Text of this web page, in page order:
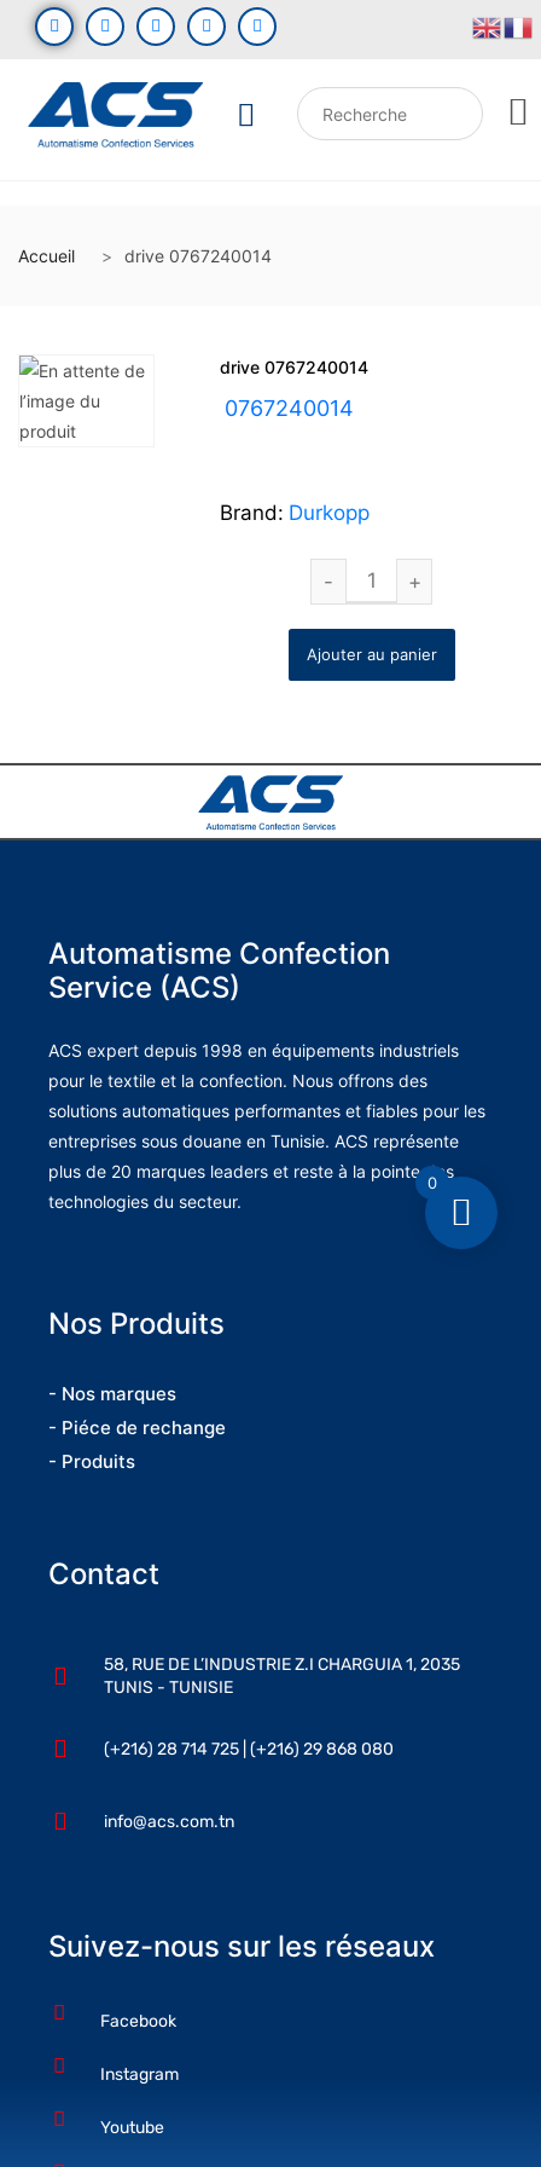
Accueil drive 0767240014
drive 0767240014
0767240014
Brand: Durkopp
Ajouter au panier
Automatisme Confection
Service (ACS)
ACS expert depuis 1998 en équipements industriels
pour le textile et la confection. Nous offrons des
solutions automatiques performantes et fiables pour les
entreprises sous douane en Tunisie. ACS représente
plus de 20 marques leaders et reste à la pointe des
technologies du secteur.
Nos Produits
- Nos marques
- Piéce de rechange
- Produits
Contact
58, RUE DE L’INDUSTRIE Z.I CHARGUIA 1, 2035
TUNIS - TUNISIE
(+216) 28 714 725 | (+216) 29 868 080
info@acs.com.tn
Suivez-nous sur les réseaux
Facebook
Instagram
Youtube
0